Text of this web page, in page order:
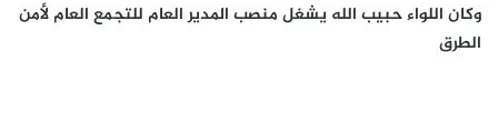
وكان اللواء حبيب الله يشغل منصب المدير العام للتجمع العام لأمن
الطرق